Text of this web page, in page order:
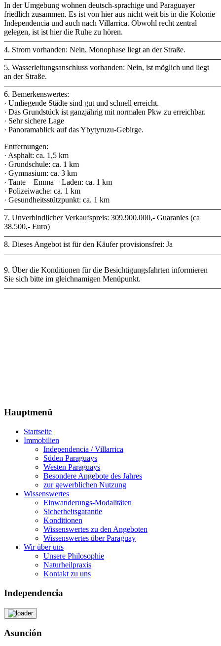
In der Umgebung wohnen deutsch-sprachige und Paraguayer
friedlich zusammen. Es ist von hier aus nicht weit bis in die Kolonie
Independencia und auch nach Villarrica. Obwohl recht zentral
gelegen, ist ist hier die Ruhe zu hören.
4. Strom vorhanden: Nein, Monophase liegt an der Straße.
5. Wasserleitungsanschluss vorhanden: Nein, ist möglich und liegt
an der Straße.
6. Bemerkenswertes:
· Umliegende Städte sind gut und schnell erreicht.
· Das Grundstück ist ganzjährig mit normalen Pkw zu erreichbar.
· Sehr sichere Lage
· Panoramablick auf das Ybytyruzu-Gebirge.
Entfernungen:
· Asphalt: ca. 1,5 km
· Grundschule: ca. 1 km
· Gymnasium: ca. 3 km
· Tante – Emma – Laden: ca. 1 km
· Polizeiwache: ca. 1 km
· Gesundheitsstützpunkt: ca. 1 km
7. Unverbindlicher Verkaufspreis: 309.900.000,- Guaranies (ca
38.500,- Euro)
8. Dieses Angebot ist für den Käufer provisionsfrei: Ja
9. Über die Konditionen für die Besichtigungsfahrten informieren
Sie sich bitte im gleichnamigen Menüpunkt.
Hauptmenü
Startseite
Immobilien
Independencia / Villarrica
Süden Paraguays
Westen Paraguays
Besondere Angebote des Jahres
zur gewerblichen Nutzung
Wissenswertes
Einwanderungs-Modalitäten
Sicherheitsgarantie
Konditionen
Wissenswertes zu den Angeboten
Wissenswertes über Paraguay
Wir über uns
Unsere Philosophie
Naturheilpraxis
Kontakt zu uns
Independencia
Asunción